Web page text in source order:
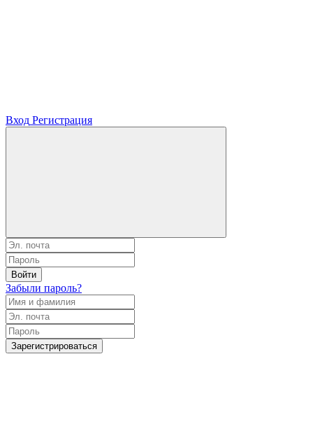
Вход Регистрация
Войти
Забыли пароль?
Зарегистрироваться